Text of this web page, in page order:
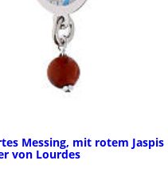
Messing, mit rotem Jaspis
von Lourdes